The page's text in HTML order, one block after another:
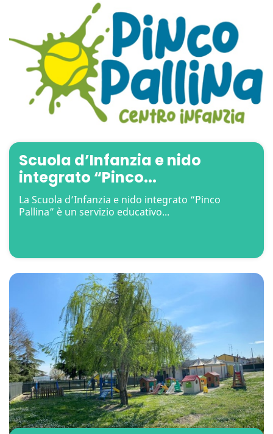
Scuola d’Infanzia e nido
integrato “Pinco...
La Scuola d’Infanzia e nido integrato “Pinco
Pallina” è un servizio educativo...